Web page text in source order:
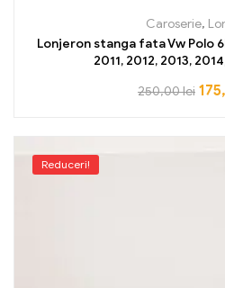
Caroserie,
Lonjeron stanga fata Vw Polo
2011, 2012, 2013,
250,00lei
Reduceri!